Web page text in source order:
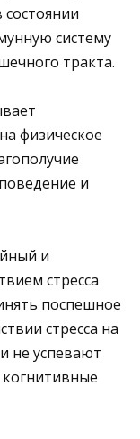
систему
тракта.
физическое
и
и
стресса
поспешное
стресса на
не успевают
когнитивные